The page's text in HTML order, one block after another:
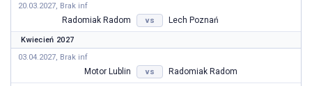
20.03.2027, Brak inf
Radomiak Radom vs Lech Poznań
Kwiecień 2027
03.04.2027, Brak inf
Motor Lublin vs Radomiak Radom